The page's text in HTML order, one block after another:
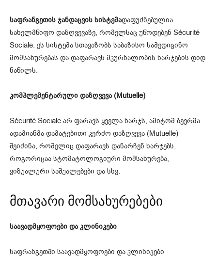
საფრანგეთის ჯანდაცვის სისტემადაფუძნებულია
სახელმწიფო დაზღვევაზე, რომელსაც უწოდებენ Sécurité
Sociale. ეს სისტემა სთავაზობს საბაზისო სამედიცინო
მომსახურებას და დაფარავს მკურნალობის ხარჯების დიდ
ნაწილს.
კომპლემენტარული დაზღვევა (Mutuelle)
Sécurité Sociale არ ფარავს ყველა ხარჯს, ამიტომ ბევრმა
ადამიანმა დამატებითი კერძო დაზღვევა (Mutuelle)
შეიძინა, რომელიც დაფარავს დანარჩენ ხარჯებს,
როგორიცაა სტომატოლოგიური მომსახურება,
ვიზუალური საშუალებები და სხვ.
მთავარი მომსახურებები
საავადმყოფოები და კლინიკები
საფრანგეთში საავადმყოფოები და კლინიკები